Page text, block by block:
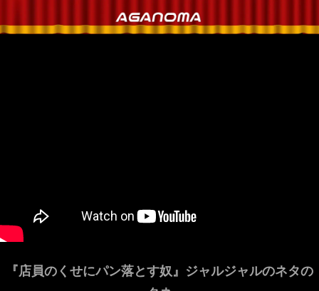
『店員のくせにパン落とす奴』ジャルジャルのネタの